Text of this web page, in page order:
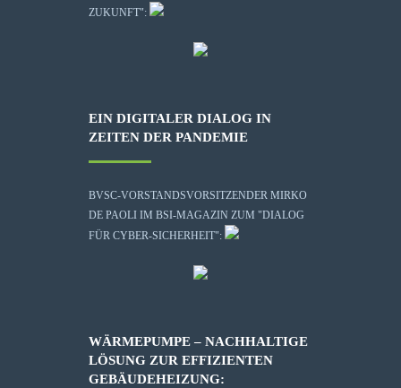
ZUKUNFT":
EIN DIGITALER DIALOG IN
ZEITEN DER PANDEMIE
BVSC-VORSTANDSVORSITZENDER MIRKO
DE PAOLI IM BSI-MAGAZIN ZUM "DIALOG
FÜR CYBER-SICHERHEIT":
WÄRMEPUMPE – NACHHALTIGE
LÖSUNG ZUR EFFIZIENTEN
GEBÄUDEHEIZUNG: